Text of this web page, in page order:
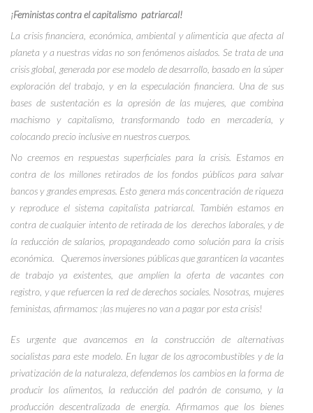
¡Feministas contra el capitalismo patriarcal!
La crisis financiera, económica, ambiental y alimenticia que afecta al
planeta y a nuestras vidas no son fenómenos aislados. Se trata de una
crisis global, generada por ese modelo de desarrollo, basado en la súper
exploración del trabajo, y en la especulación financiera. Una de sus
bases de sustentación es la opresión de las mujeres, que combina
machismo y capitalismo, transformando todo en mercadería, y
colocando precio inclusive en nuestros cuerpos.
No creemos en respuestas superficiales para la crisis. Estamos en
contra de los millones retirados de los fondos públicos para salvar
bancos y grandes empresas. Esto genera más concentración de riqueza
y reproduce el sistema capitalista patriarcal. También estamos en
contra de cualquier intento de retirada de los derechos laborales, y de
la reducción de salarios, propagandeado como solución para la crisis
económica.
Queremos inversiones públicas que garanticen la vacantes
de trabajo ya existentes, que amplíen la oferta de vacantes con
registro, y que refuercen la red de derechos sociales. Nosotras, mujeres
feministas, afirmamos: ¡las mujeres no van a pagar por esta crisis!
Es urgente que avancemos en la construcción de alternativas
socialistas para este modelo. En lugar de los agrocombustibles y de la
privatización de la naturaleza, defendemos los cambios en la forma de
producir los alimentos, la reducción del padrón de consumo, y la
producción descentralizada de energía. Afirmamos que los bienes